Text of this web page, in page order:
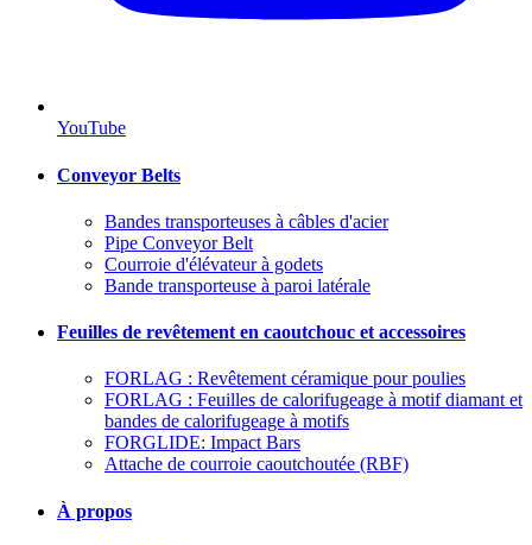
YouTube
Conveyor Belts
Bandes transporteuses à câbles d'acier
Pipe Conveyor Belt
Courroie d'élévateur à godets
Bande transporteuse à paroi latérale
Feuilles de revêtement en caoutchouc et accessoires
FORLAG : Revêtement céramique pour poulies
FORLAG : Feuilles de calorifugeage à motif diamant et
bandes de calorifugeage à motifs
FORGLIDE: Impact Bars
Attache de courroie caoutchoutée (RBF)
À propos